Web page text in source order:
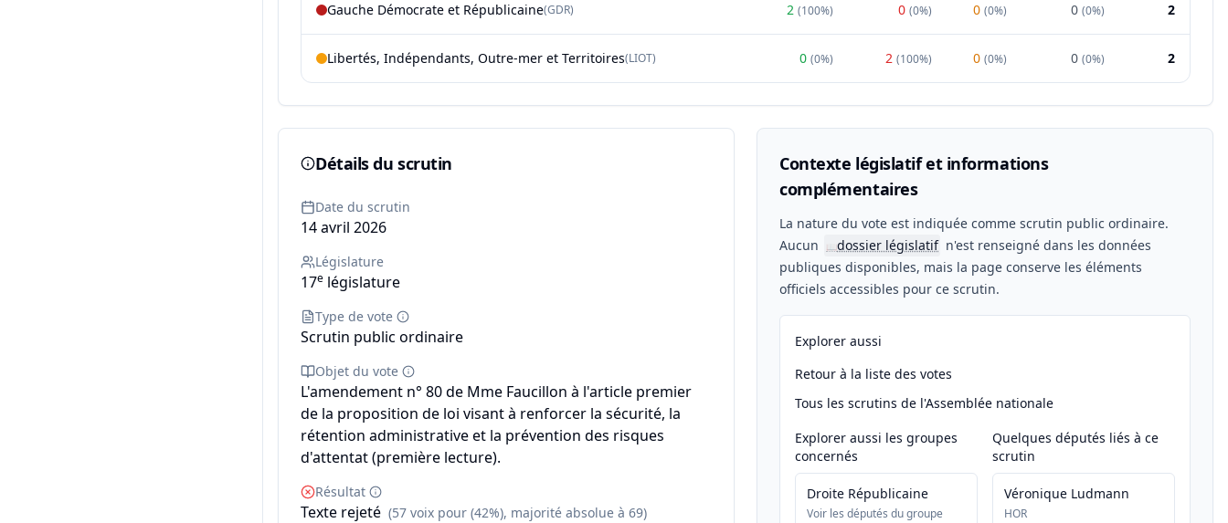
Gauche Démocrate et Républicaine(GDR) 2 (100%) 0 (0%) 0 (0%) 0 (0%) 2
Libertés, Indépendants, Outre-mer et Territoires(LIOT) 0 (0%) 2 (100%) 0 (0%) 0 (0%) 2
Détails du scrutin
Date du scrutin
14 avril 2026
Législature
17e législature
Type de vote
Scrutin public ordinaire
Objet du vote
L'amendement n° 80 de Mme Faucillon à l'article premier
de la proposition de loi visant à renforcer la sécurité, la
rétention administrative et la prévention des risques
d'attentat (première lecture).
Résultat
Texte rejeté (57 voix pour (42%), majorité absolue à 69)
Contexte législatif et informations
complémentaires
La nature du vote est indiquée comme scrutin public ordinaire.
Aucun
📖dossier législatif n'est renseigné dans les données
publiques disponibles, mais la page conserve les éléments
officiels accessibles pour ce scrutin.
Explorer aussi
Retour à la liste des votes
Tous les scrutins de l'Assemblée nationale
Explorer aussi les groupes
concernés
Droite Républicaine
Voir les députés du groupe
Quelques députés liés à ce
scrutin
Véronique Ludmann
HOR